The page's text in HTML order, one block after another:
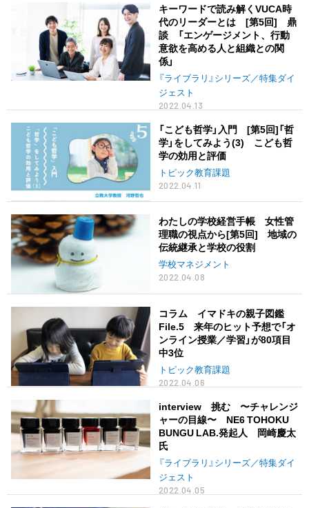
キーワードで読み解くVUCA時
代のリーダーとは [第5回] 鼎
談 「エンゲージメント、行動
意欲を高める人と組織との関
係」
『ライブラリ』シリーズ／特集ダイ
ジェスト
2022.04.13
「こども哲学」入門 [第5回]「哲
学」をしてみよう(3) こども哲
学の効用と評価
トピック教育課題
2022.04.11
わたしの学校経営手帳 女性管
理職の視点から[第5回] 地域の
伝統継承と学校の役割
学校マネジメント
2022.04.08
コラム イマドキの親子図鑑
File.5 来年のヒット予想で「オ
ンライン授業／学習」が80項目
中3位
トピック教育課題
2022.04.06
interview 挑む 〜チャレンジ
ャーの目線〜 NE6 TOHOKU
BUNGU LAB.発起人 岡崎慶太
氏
『ライブラリ』シリーズ／特集ダイ
ジェスト
2022.04.05